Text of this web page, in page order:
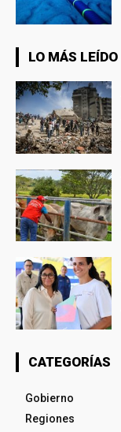
LO MÁS LEÍDO
CATEGORÍAS
Gobierno
Regiones